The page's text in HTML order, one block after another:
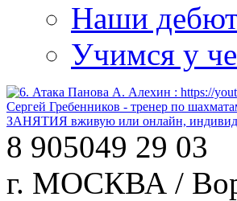
Наши
Учимся у
Сергей Гребенников - тренер по
ЗАНЯТИЯ вживую или онлайн,
8 905049 29 03
г. МОСКВА /